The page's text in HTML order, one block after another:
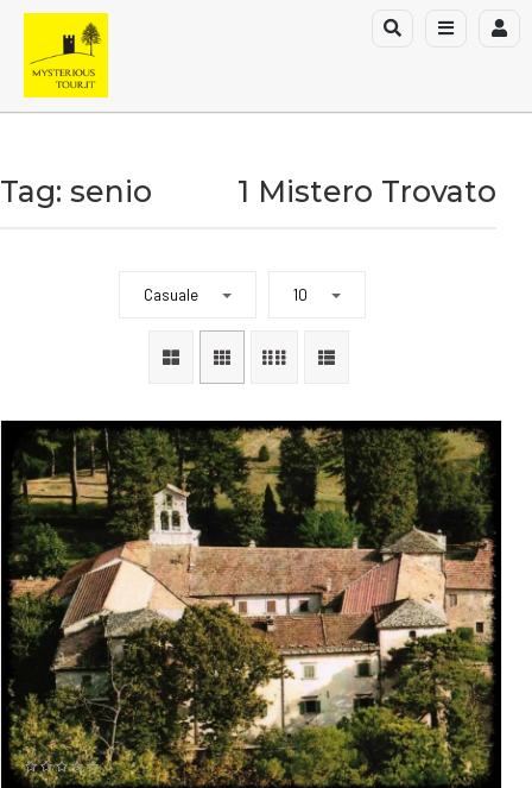
Tag: senio 1 Mistero Trovato
Casuale 10